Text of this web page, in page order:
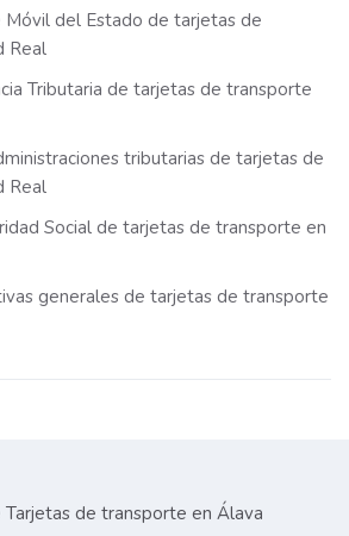
Móvil del Estado de tarjetas de
Real
Tributaria de tarjetas de transporte
tributarias de tarjetas de
Real
Social de tarjetas de transporte en
generales de tarjetas de transporte
Tarjetas de transporte en Álava